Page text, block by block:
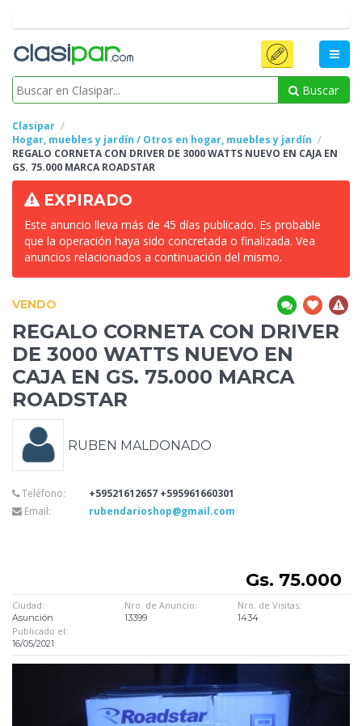
Buscar
Clasipar
Hogar, muebles y jardín / Otros en hogar, muebles y jardín
REGALO CORNETA CON DRIVER DE 3000 WATTS NUEVO EN CAJA EN
GS. 75.000 MARCA ROADSTAR
EXPIRADO
Este anuncio lleva más de 45 días publicado. Es probable
que la operación haya sido concretada o finalizada. Vea
anuncios relacionados a continuación del mismo.
VENDO
REGALO CORNETA CON DRIVER
DE 3000 WATTS NUEVO EN
CAJA EN GS. 75.000 MARCA
ROADSTAR
RUBEN MALDONADO
Teléfono:
+59521612657 +595961660301
Email:
rubendarioshop@gmail.com
Gs. 75.000
Ciudad:
Asunción
Nro. de Anuncio:
13399
Nro. de Visitas:
1434
Publicado el:
16/05/2021